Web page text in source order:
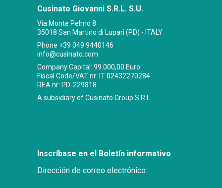
Cusinato Giovanni S.R.L. S.U.
Via Monte Pelmo 8
35018 San Martino di Lupari (PD) - ITALY
Phone +39 049 9440146
info@cusinato.com
Company Capital: 99.000,00 Euro
Fiscal Code/VAT nr: IT 02432270284
REA nr: PD-229818
A subsidiary of Cusinato Group S.R.L.
Inscríbase en el Boletín informativo
Dirección de correo electrónico: